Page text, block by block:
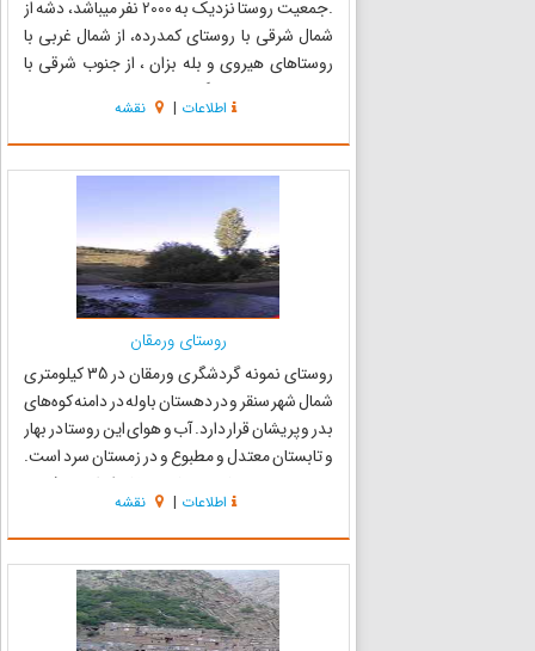
.جمعیت روستا نزدیک به 2000 نفر میباشد، دشه از
شمال شرقی با روستای کمدرده، از شمال غربی با
روستاهای هیروی و بله بزان ، از جنوب شرقی با
روستاهای نوریاب و گلال و از جنوب غربی با روستای
زردویی همسایه و دارای مرز مشترک می‌باشد .
فاصله این روستا از مرکز ...
اطلاعات | نقشه
روستای ورمقان
روستای نمونه گردشگری ورمقان در 35 کیلومتری
شمال شهر سنقر و در دهستان باوله در دامنه کوه‌های
بدر و پریشان قرار دارد. آب و هوای این روستا در بهار
و تابستان معتدل و مطبوع و در زمستان سرد است.
دین رسمی مردمان روستای ورمقان اسلام و مذهب
آنان شیعه جعفری هستند. روستای کوهستانی
ورمقان با باف...
اطلاعات | نقشه